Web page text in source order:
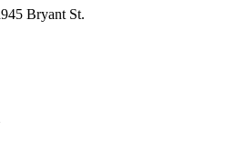
945 Bryant St.